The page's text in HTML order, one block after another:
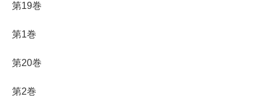
第19巻
第1巻
第20巻
第2巻